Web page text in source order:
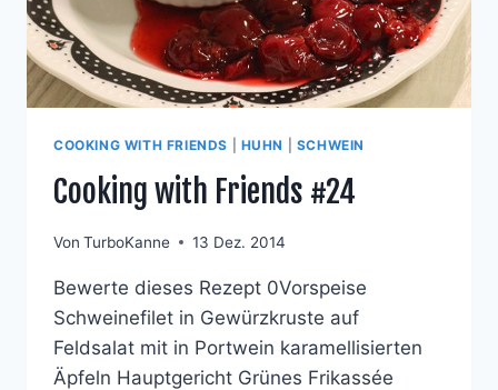
COOKING WITH FRIENDS HUHN SCHWEIN
Cooking with Friends #24
Von TurboKanne 13 Dez. 2014
Bewerte dieses Rezept 0Vorspeise
Schweinefilet in Gewürzkruste auf
Feldsalat mit in Portwein karamellisierten
Äpfeln Hauptgericht Grünes Frikassée